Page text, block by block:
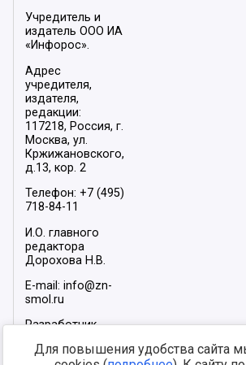
Учредитель и
издатель ООО ИА
«Инфорос».
Адрес
учредителя,
издателя,
редакции:
117218, Россия, г.
Москва, ул.
Кржижановского,
д.13, кор. 2
Телефон: +7 (495)
718-84-11
И.О. главного
редактора
Дорохова Н.В.
E-mail: info@zn-
smol.ru
Разработчик
2026
Для повышения удобства сайта